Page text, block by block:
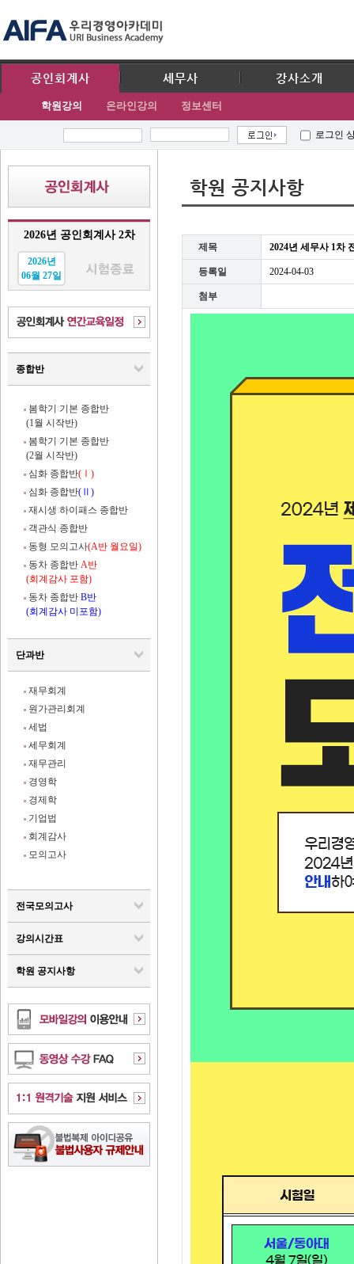
공인회계사
학원강의 온라인강의 정보센터
세무사 강사소개
로그인
2026년 공인회계사 2차
2026년
06월 27일
종합반
봄학기 기본 종합반
(1월 시작반)
봄학기 기본 종합반
(2월 시작반)
심화 종합반(Ⅰ)
심화 종합반(Ⅱ)
재시생 하이패스 종합반
객관식 종합반
동형 모의고사(A반 월요일)
동차 종합반 A반
(회계감사 포함)
동차 종합반 B반
(회계감사 미포함)
단과반
재무회계
원가관리회계
세법
세무회계
재무관리
경영학
경제학
기업법
회계감사
모의고사
전국모의고사
강의시간표
학원 공지사항
학원 공지사항
제목 2024년 세무사 1차
등록일 2024-04-03
첨부